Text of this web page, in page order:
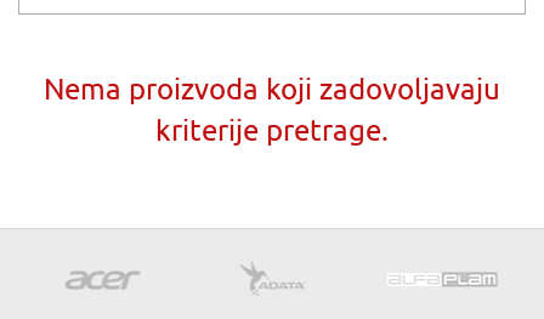
Nema proizvoda koji zadovoljavaju
kriterije pretrage.